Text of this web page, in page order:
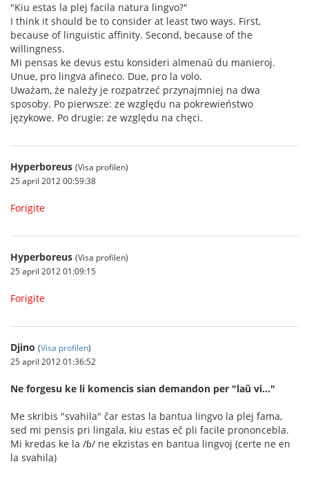
"Kiu estas la plej facila natura lingvo?"
I think it should be to consider at least two ways. First,
because of linguistic affinity. Second, because of the
willingness.
Mi pensas ke devus estu konsideri almenaŭ du manieroj.
Unue, pro lingva afineco. Due, pro la volo.
Uważam, że należy je rozpatrzeć przynajmniej na dwa
sposoby. Po pierwsze: ze względu na pokrewieństwo
językowe. Po drugie: ze względu na chęci.
Hyperboreus (Visa profilen)
25 april 2012 00:59:38
Forigite
Hyperboreus (Visa profilen)
25 april 2012 01:09:15
Forigite
Djino (Visa profilen)
25 april 2012 01:36:52
Ne forgesu ke li komencis sian demandon per "laŭ vi..."
Me skribis "svahila" ĉar estas la bantua lingvo la plej fama,
sed mi pensis pri lingala, kiu estas eĉ pli facile prononcebla.
Mi kredas ke la /ɓ/ ne ekzistas en bantua lingvoj (certe ne en
la svahila)